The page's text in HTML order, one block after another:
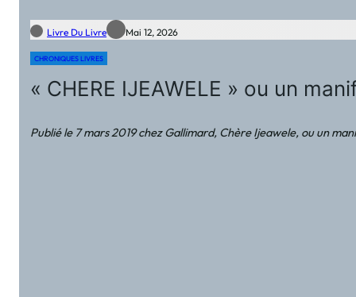
Livre Du Livre Mai 12, 2026
CHRONIQUES LIVRES
« CHERE IJEAWELE » ou un
Publié le 7 mars 2019 chez Gallimard, Chère Ijeawele, ou un